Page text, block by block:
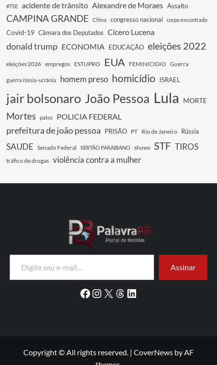
#TSE acidente de trânsito Alexandre de Moraes Assalto
CAMPINA GRANDE China congresso nacional corpo encontrado
Covid-19 Câmara dos Deputados Cícero Lucena
donald trump ECONOMIA EDUCAÇÃO eleições 2022
eleições 2026 empregos ESTUPRO EUA FEMINICIDIO Guerra
guerra rússia-ucrânia homem preso homicídio ISRAEL
jair bolsonaro João Pessoa Lula MORTE
Mortes patos POLICIA FEDERAL
prefeitura de joão pessoa PRISÃO PT Rio de Janeiro Rússia
SAUDE Senado Federal SERTÃO PARAIBANO shows STF TIROS
tráfico de drogas violência contra a mulher
Digite seu e-mail…
Assinar
Facebook
Instagram
X Threads
LinkedIn
Copyright © All rights reserved. | CoverNews by AF